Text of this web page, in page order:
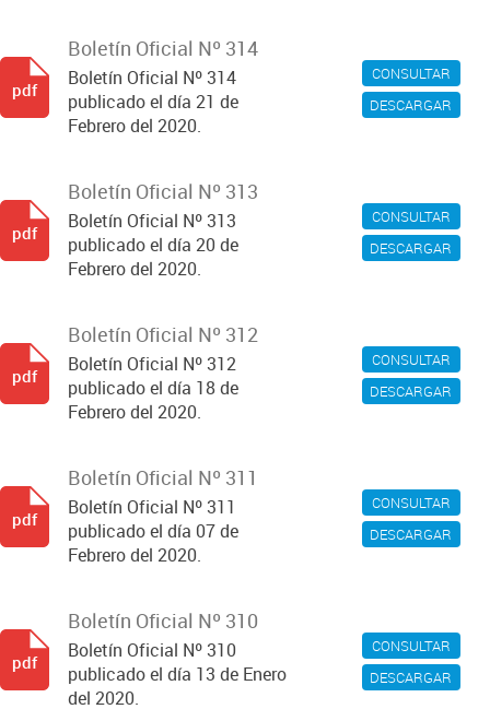
CONSULTAR
DESCARGAR
Boletín Oficial Nº 314
Boletín Oficial Nº 314
publicado el día 21 de
Febrero del 2020.
pdf
CONSULTAR
DESCARGAR
Boletín Oficial Nº 313
Boletín Oficial Nº 313
publicado el día 20 de
Febrero del 2020.
pdf
CONSULTAR
DESCARGAR
Boletín Oficial Nº 312
Boletín Oficial Nº 312
publicado el día 18 de
Febrero del 2020.
pdf
CONSULTAR
DESCARGAR
Boletín Oficial Nº 311
Boletín Oficial Nº 311
publicado el día 07 de
Febrero del 2020.
pdf
CONSULTAR
DESCARGAR
Boletín Oficial Nº 310
Boletín Oficial Nº 310
publicado el día 13 de Enero
del 2020.
pdf